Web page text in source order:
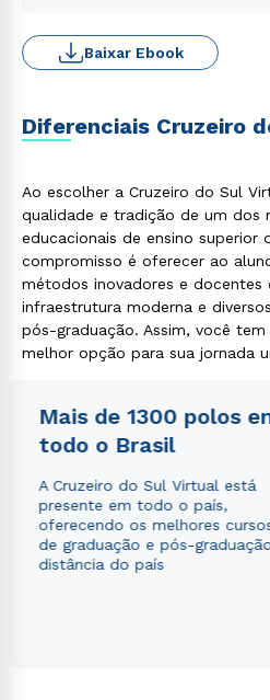
Baixar Ebook
Diferenciais Cruzeiro
Ao escolher a Cruzeiro do Sul
qualidade e tradição de um dos
educacionais de ensino superior
compromisso é oferecer ao
métodos inovadores e docentes
infraestrutura moderna e
pós-graduação. Assim, você
melhor opção para sua jornada
Mais de 1300 polos
todo o Brasil
A Cruzeiro do Sul Virtual está
presente em todo o país,
oferecendo os melhores
de graduação e pós-
distância do país